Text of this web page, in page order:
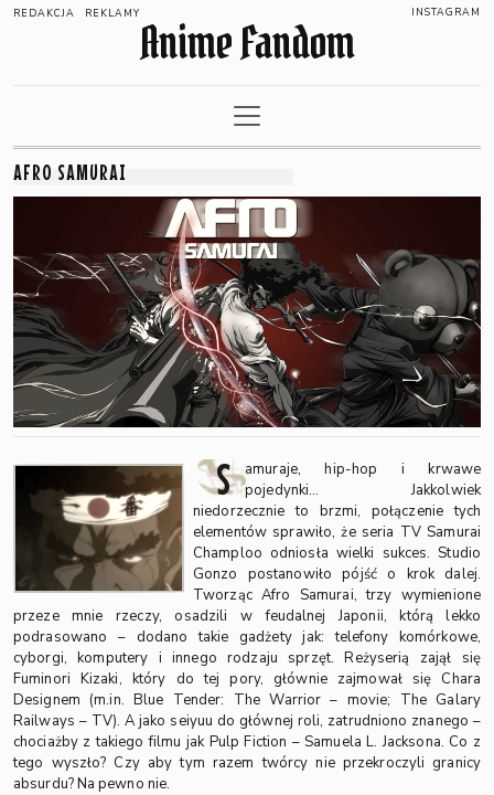
REDAKCJA REKLAMY INSTAGRAM
Anime Fandom
AFRO SAMURAI
S
amuraje, hip-hop i krwawe
pojedynki… Jakkolwiek
niedorzecznie to brzmi, połączenie tych
elementów sprawiło, że seria TV Samurai
Champloo odniosła wielki sukces. Studio
Gonzo postanowiło pójść o krok dalej.
Tworząc Afro Samurai, trzy wymienione
przeze mnie rzeczy, osadzili w feudalnej Japonii, którą lekko
podrasowano – dodano takie gadżety jak: telefony komórkowe,
cyborgi, komputery i innego rodzaju sprzęt. Reżyserią zajął się
Fuminori Kizaki, który do tej pory, głównie zajmował się Chara
Designem (m.in. Blue Tender: The Warrior – movie; The Galary
Railways – TV). A jako seiyuu do głównej roli, zatrudniono znanego –
chociażby z takiego filmu jak Pulp Fiction – Samuela L. Jacksona. Co z
tego wyszło? Czy aby tym razem twórcy nie przekroczyli granicy
absurdu? Na pewno nie.